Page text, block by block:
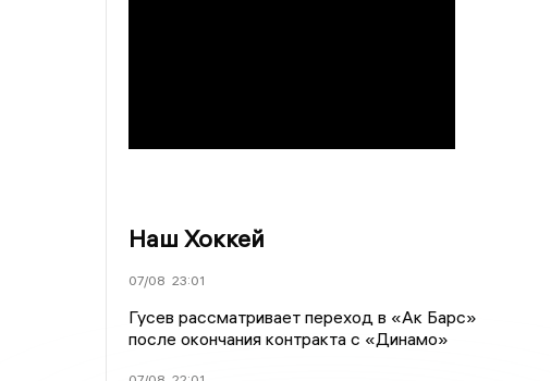
Наш Хоккей
07/08 23:01
Гусев рассматривает переход в «Ак Барс»
после окончания контракта с «Динамо»